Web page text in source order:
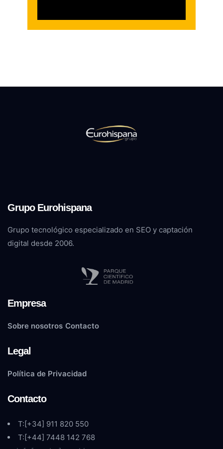
Grupo Eurohispana
Grupo tecnológico especializado en SEO y captación
digital desde 2006.
Empresa
Sobre nosotros Contacto
Legal
Política de Privacidad
Contacto
T:[+34] 911 820 550
T:[+44] 7448 142 768